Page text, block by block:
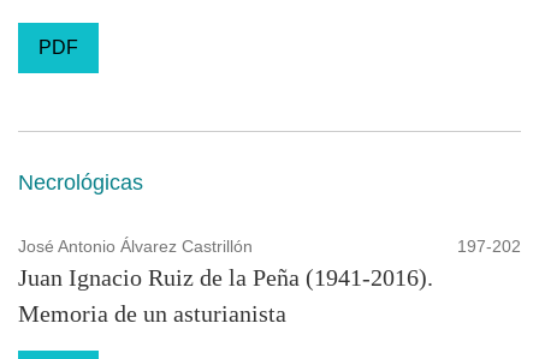
PDF
Necrológicas
José Antonio Álvarez Castrillón 197-202
Juan Ignacio Ruiz de la Peña (1941-2016).
Memoria de un asturianista